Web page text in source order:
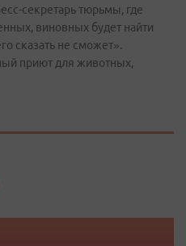
секретарь тюрьмы, где
виновных будет найти
сказать не сможет».
приют для животных,